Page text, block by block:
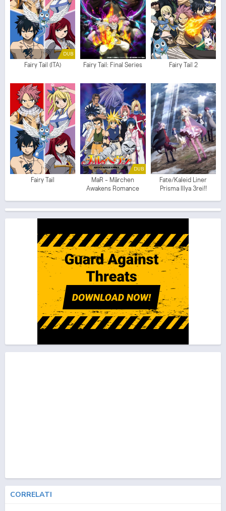
DUB
Fairy Tail (ITA) Fairy Tail: Final Series Fairy Tail 2
Fairy Tail
DUB
MaR - Märchen
Awakens Romance
Fate/Kaleid Liner
Prisma Illya 3rei!!
CORRELATI